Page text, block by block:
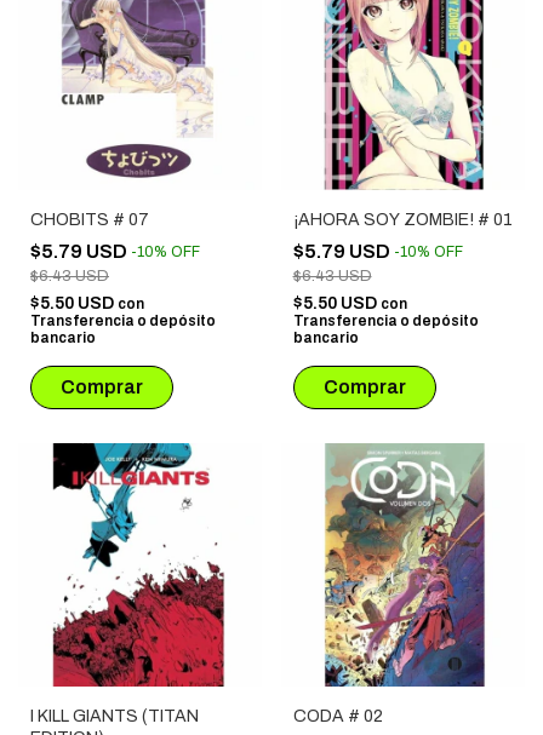
CHOBITS # 07
$5.79 USD -10% OFF
$6.43 USD
$5.50 USD con
Transferencia o depósito
bancario
¡AHORA SOY ZOMBIE! # 01
$5.79 USD -10% OFF
$6.43 USD
$5.50 USD con
Transferencia o depósito
bancario
I KILL GIANTS (TITAN
CODA # 02